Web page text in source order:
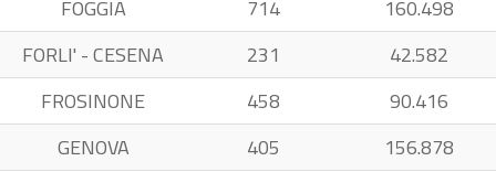
FOGGIA 714
160.498
FORLI' - CESENA
231
42.582
FROSINONE
458
90.416
GENOVA
405
156.878